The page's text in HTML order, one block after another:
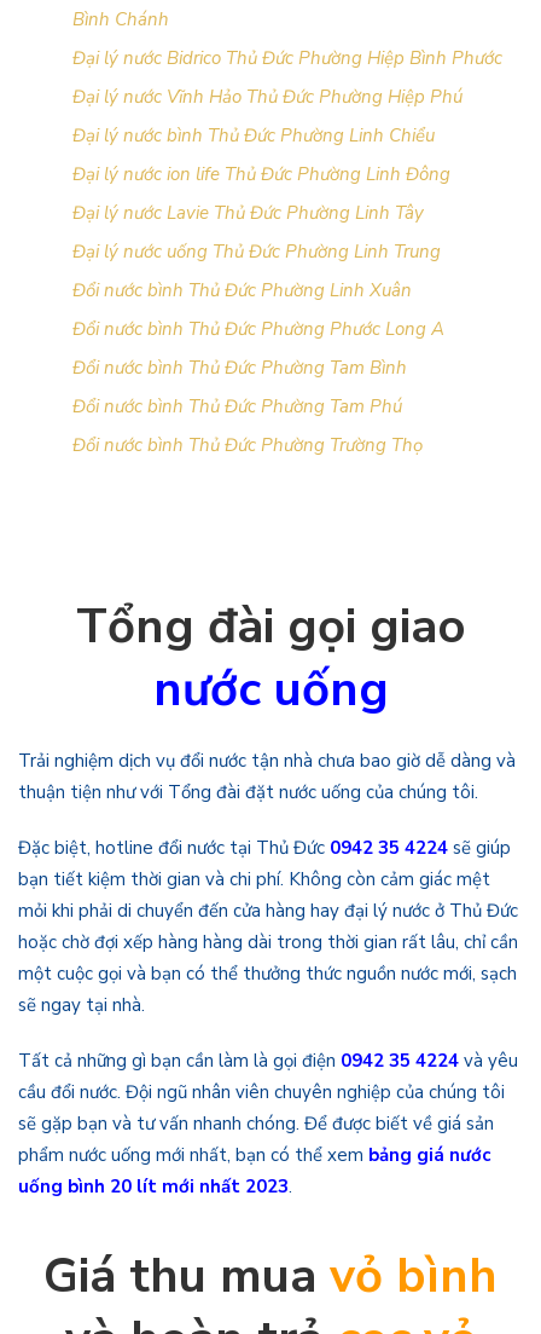
Bình Chánh
Đại lý nước Bidrico Thủ Đức Phường Hiệp Bình Phước
Đại lý nước Vĩnh Hảo Thủ Đức Phường Hiệp Phú
Đại lý nước bình Thủ Đức Phường Linh Chiểu
Đại lý nước ion life Thủ Đức Phường Linh Đông
Đại lý nước Lavie Thủ Đức Phường Linh Tây
Đại lý nước uống Thủ Đức Phường Linh Trung
Đổi nước bình Thủ Đức Phường Linh Xuân
Đổi nước bình Thủ Đức Phường Phước Long A
Đổi nước bình Thủ Đức Phường Tam Bình
Đổi nước bình Thủ Đức Phường Tam Phú
Đổi nước bình Thủ Đức Phường Trường Thọ
Tổng đài gọi giao
nước uống
Trải nghiệm dịch vụ đổi nước tận nhà chưa bao giờ dễ dàng và
thuận tiện như với Tổng đài đặt nước uống của chúng tôi.
Đặc biệt, hotline đổi nước tại Thủ Đức 0942 35 4224 sẽ giúp
bạn tiết kiệm thời gian và chi phí. Không còn cảm giác mệt
mỏi khi phải di chuyển đến cửa hàng hay đại lý nước ở Thủ Đức
hoặc chờ đợi xếp hàng hàng dài trong thời gian rất lâu, chỉ cần
một cuộc gọi và bạn có thể thưởng thức nguồn nước mới, sạch
sẽ ngay tại nhà.
Tất cả những gì bạn cần làm là gọi điện 0942 35 4224 và yêu
cầu đổi nước. Đội ngũ nhân viên chuyên nghiệp của chúng tôi
sẽ gặp bạn và tư vấn nhanh chóng. Để được biết về giá sản
phẩm nước uống mới nhất, bạn có thể xem bảng giá nước
uống bình 20 lít mới nhất 2023.
Giá thu mua vỏ bình